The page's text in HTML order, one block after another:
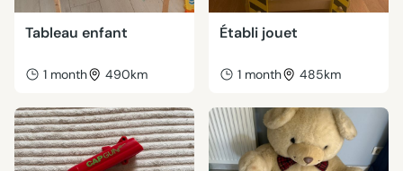
Tableau enfant
1 month 490km
Établi jouet
1 month 485km